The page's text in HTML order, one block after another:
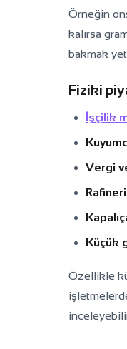
Örneğin
kalırsa
bakmak
Fiziki
İşçilik
Vergi
Küçük
Özellikle